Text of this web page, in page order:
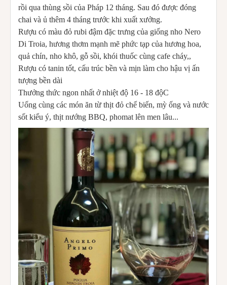
rồi qua thùng sồi của Pháp 12 tháng. Sau đó được đóng
chai và ủ thêm 4 tháng trước khi xuất xưởng.
Rượu có màu đỏ rubi đậm đặc trưng của giống nho Nero
Di Troia, hương thơm mạnh mẽ phức tạp của hương hoa,
quả chín, nho khô, gỗ sồi, khói thuốc cùng cafe cháy,,
Rượu có tanin tốt, cấu trúc bền và mịn làm cho hậu vị ấn
tượng bền dài
Thưởng thức ngon nhất ở nhiệt độ 16 - 18 độC
Uống cùng các món ăn từ thịt đỏ chế biến, mỳ ống và nước
sốt kiểu ý, thịt nướng BBQ, phomat lên men lâu...